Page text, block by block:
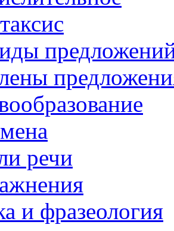
речи
и фразеология